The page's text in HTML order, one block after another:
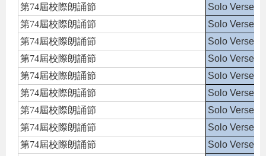
第74屆校際朗誦節
Solo Verse
第74屆校際朗誦節
Solo Verse
第74屆校際朗誦節
Solo Verse
第74屆校際朗誦節
Solo Verse
第74屆校際朗誦節
Solo Verse
第74屆校際朗誦節
Solo Verse
第74屆校際朗誦節
Solo Verse
第74屆校際朗誦節
Solo Verse
第74屆校際朗誦節
Solo Verse